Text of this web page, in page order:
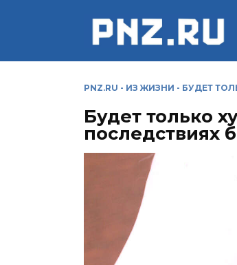
PNZ.RU - ИЗ ЖИЗНИ - БУДЕТ
Будет только
последствиях